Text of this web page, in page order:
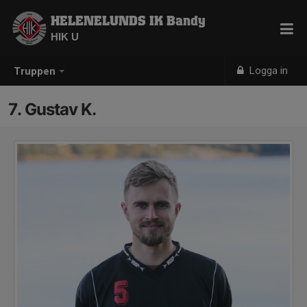
Truppen Logga in
HELENELUNDS IK Bandy
HIK U
7. Gustav K.